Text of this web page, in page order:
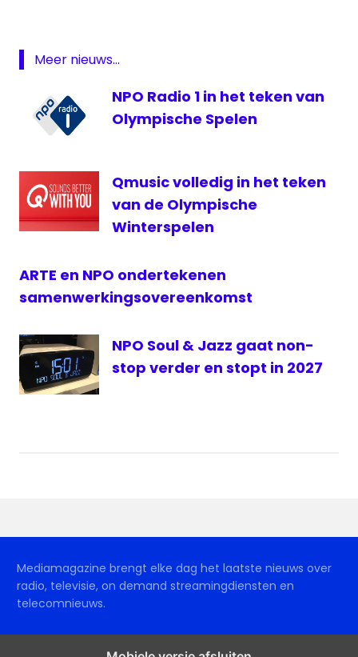
NCRV
Olympische
Winterspelen
Max
programmas
WNL
Meer nieuws...
NPO Radio 1 in het teken van
Olympische Spelen
Qmusic volledig in het teken
van de Olympische
Winterspelen
ARTE en NPO ondertekenen
samenwerkingsovereenkomst
NPO Soul & Jazz gaat non-
stop verder en stopt in 2027
Mediamagazine brengt elke dag het laatste nieuws over
radio, televisie, on demand streamingdiensten en
telecomnieuws.